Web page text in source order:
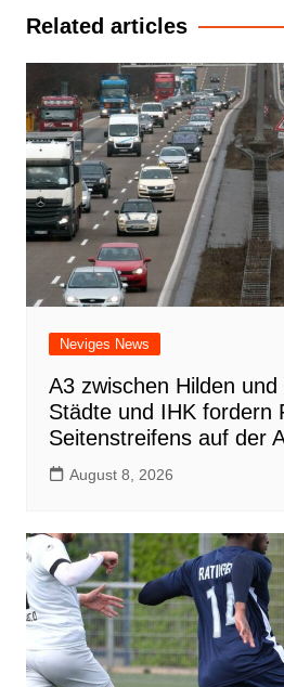
Related articles
Neviges News
A3 zwischen Hilden
Städte und IHK fordern
Seitenstreifens auf der
August 8, 2026